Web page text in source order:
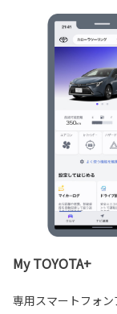
My TOYOTA+
専用スマートフォ